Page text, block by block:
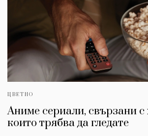
ЦВЕТНО
Аниме сериали, свързани с
които трябва да гледате